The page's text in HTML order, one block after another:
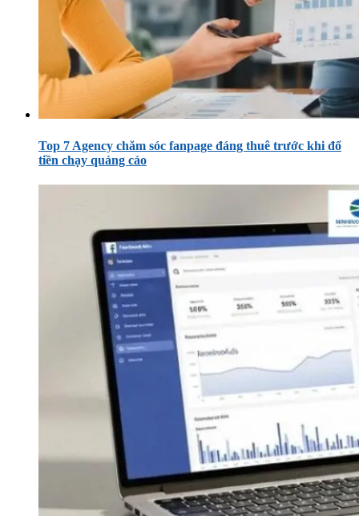
Top 7 Agency chăm sóc fanpage đáng thuê trước khi đổ
tiền chạy quảng cáo